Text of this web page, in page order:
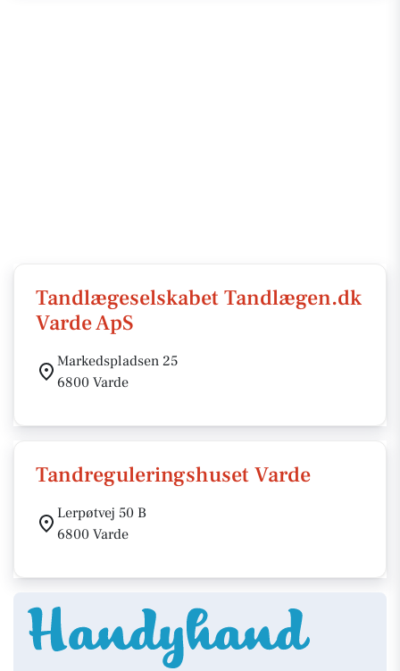
Tandlægeselskabet Tandlægen.dk
Varde ApS
Markedspladsen 25
6800 Varde
Tandreguleringshuset Varde
Lerpøtvej 50 B
6800 Varde